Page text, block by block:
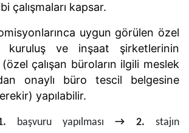
çalışmaları kapsar.
uygun görülen özel
kuruluş ve inşaat şirketlerinin
çalışan büroların ilgili meslek
onaylı büro tescil belgesine
yapılabilir.
başvuru yapılması→ 2. stajın